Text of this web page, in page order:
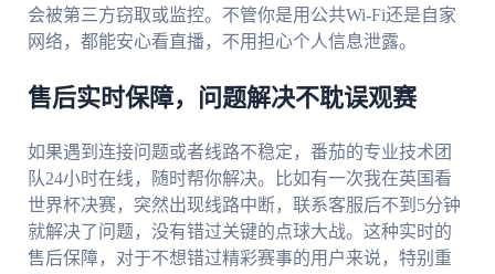
会被第三方窃取或监控。不管你是用公共Wi-Fi还是自家
网络，都能安心看直播，不用担心个人信息泄露。
售后实时保障，问题解决不耽误观赛
如果遇到连接问题或者线路不稳定，番茄的专业技术团
队24小时在线，随时帮你解决。比如有一次我在英国看
世界杯决赛，突然出现线路中断，联系客服后不到5分钟
就解决了问题，没有错过关键的点球大战。这种实时的
售后保障，对于不想错过精彩赛事的用户来说，特别重